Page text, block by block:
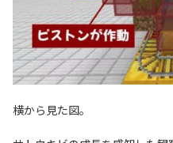
横から見た図。